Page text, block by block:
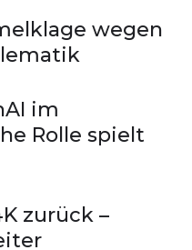
wegen
im
Rolle spielt
zurück –